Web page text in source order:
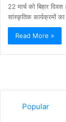
22 मार्च को बिहार
सांस्कृतिक कार्यक्रमों
Read More »
Popular